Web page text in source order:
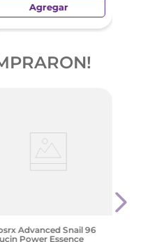
Agregar
Advanced Snail 96
Power Essence
300